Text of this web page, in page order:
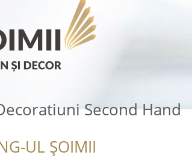
Second Hand
UL ȘOIMII